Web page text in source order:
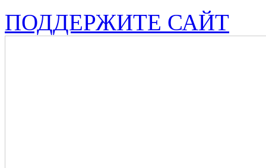
ПОДДЕРЖИТЕ САЙТ